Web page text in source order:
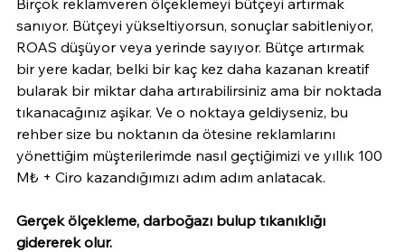
sanıyor. Bütçeyi yükseltiyorsun, sonuçlar sabitleniyor,
ROAS düşüyor veya yerinde sayıyor. Bütçe artırmak
bir yere kadar, belki bir kaç kez daha kazanan kreatif
bularak bir miktar daha artırabilirsiniz ama bir noktada
tıkanacağınız aşikar. Ve o noktaya geldiyseniz, bu
rehber size bu noktanın da ötesine reklamlarını
yönettiğim müşterilerimde nasıl geçtiğimizi ve yıllık 100
M₺ + Ciro kazandığımızı adım adım anlatacak.
Gerçek ölçekleme, darboğazı bulup tıkanıklığı
gidererek olur.